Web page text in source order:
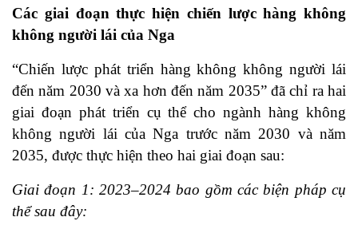
Các giai đoạn thực hiện chiến lược hàng không
không người lái của Nga
“Chiến lược phát triển hàng không không người lái
đến năm 2030 và xa hơn đến năm 2035” đã chỉ ra hai
giai đoạn phát triển cụ thể cho ngành hàng không
không người lái của Nga trước năm 2030 và năm
2035, được thực hiện theo hai giai đoạn sau:
Giai đoạn 1: 2023–2024 bao gồm các biện pháp cụ
thể sau đây: